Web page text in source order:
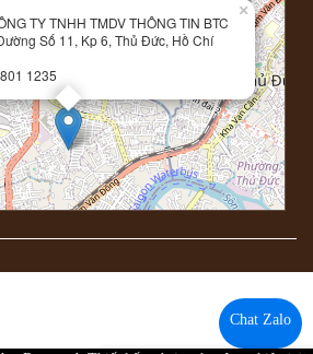
Chat Zalo
TY TNHH TMDV THÔNG TIN BTC
Số 11, Kp 6, Thủ Đức, Hồ Chí
1235
×